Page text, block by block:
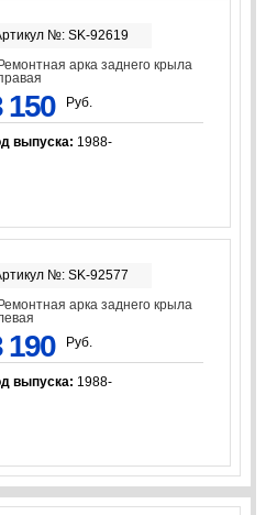
№: SK-92619
Ремонтная арка заднего крыла
150 Руб.
выпуска: 1988-
№: SK-92577
арка заднего крыла
190 Руб.
выпуска: 1988-